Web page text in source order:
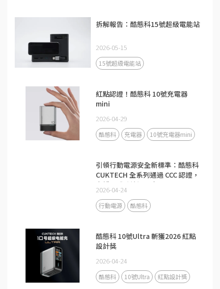
拆解報告：酷態科15號超級電能站
2026-05-15
15號超級電能站
紅點認證！酷態科 10號充電器
mini
2026-04-29
酷態科 充電器 10號充電器mini
引領行動電源安全新標準：酷態科
CUKTECH 全系列通過 CCC 認證，
守護全球跨境通關安全
2026-04-24
行動電源 酷態科
酷態科 10號Ultra 斬獲2026 紅點
設計獎
2026-04-24
酷態科 10號Ultra 紅點設計獎